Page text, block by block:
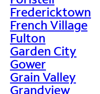
Fredericktown
French Village
Fulton
Garden City
Gower
Grain Valley
Grandview